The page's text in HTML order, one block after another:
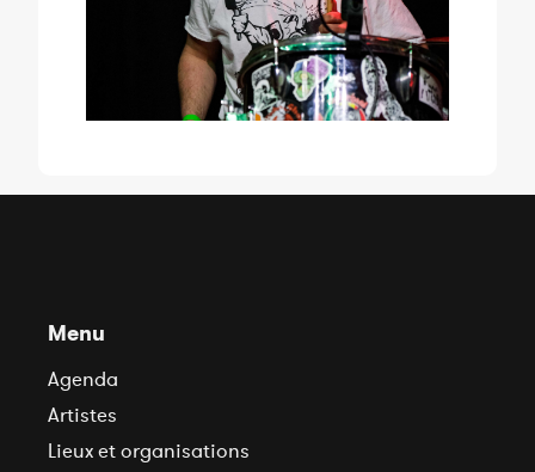
Menu
Agenda
Artistes
Lieux et organisations